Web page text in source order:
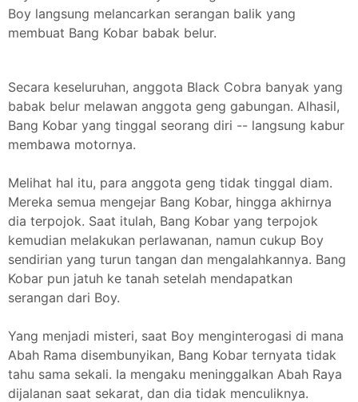
Boy langsung melancarkan serangan balik yang
membuat Bang Kobar babak belur.
Secara keseluruhan, anggota Black Cobra banyak yang
babak belur melawan anggota geng gabungan. Alhasil,
Bang Kobar yang tinggal seorang diri -- langsung kabur
membawa motornya.
Melihat hal itu, para anggota geng tidak tinggal diam.
Mereka semua mengejar Bang Kobar, hingga akhirnya
dia terpojok. Saat itulah, Bang Kobar yang terpojok
kemudian melakukan perlawanan, namun cukup Boy
sendirian yang turun tangan dan mengalahkannya. Bang
Kobar pun jatuh ke tanah setelah mendapatkan
serangan dari Boy.
Yang menjadi misteri, saat Boy menginterogasi di mana
Abah Rama disembunyikan, Bang Kobar ternyata tidak
tahu sama sekali. Ia mengaku meninggalkan Abah Raya
dijalanan saat sekarat, dan dia tidak menculiknya.